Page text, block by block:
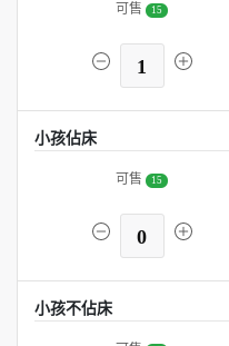
可售 15
1
小孩佔床
可售 15
0
小孩不佔床